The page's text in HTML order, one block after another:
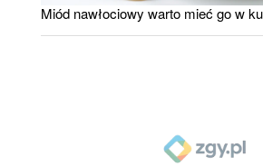
Miód nawłociowy warto mieć go w